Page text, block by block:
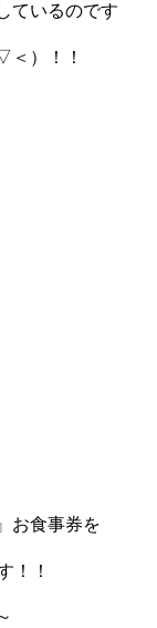
ているのです
＜）！！
お食事券を
！！